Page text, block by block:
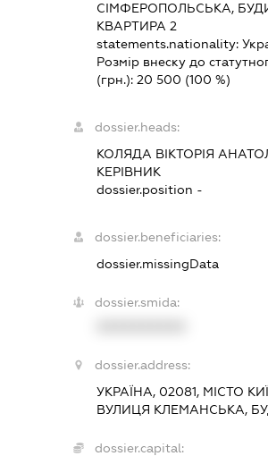
СІМФЕРОПОЛЬСЬКА,
КВАРТИРА 2
statements.nationality:
Розмір внеску до
(грн.):20 500 (100 %)
dossier.heads:
КОЛЯДА ВІКТОРІЯ
КЕРІВНИК
dossier.position -
dossier.beneficiaries:
dossier.missingData
dossier.smida:
dossier.address:
УКРАЇНА, 02081, МІСТО
ВУЛИЦЯ КЛЕМАНСЬКА,
dossier.capital: